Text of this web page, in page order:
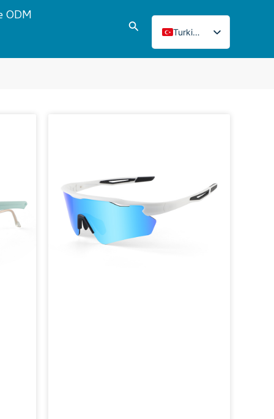
ODM
Aramak
Turkish
English
Portuguese
Russian